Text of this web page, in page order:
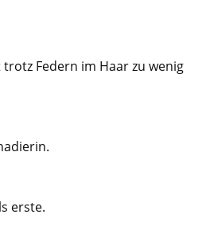
Federn im Haar zu wenig
erste.